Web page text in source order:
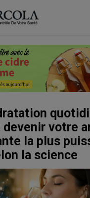
votre
la plus
la science